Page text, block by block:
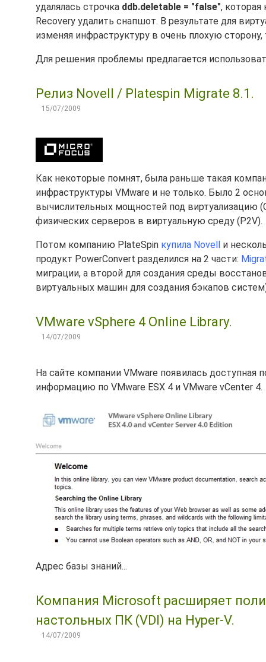
удалялась строчка ddb.deletable = "false", которая
Recovery удалить снапшот. В результате для
изменяя инфраструктуру в очень плохую
Для решения проблемы предлагается
Релиз Novell / Platespin Migrate 8.1.
15/07/2009
Как некоторые помнят, была раньше такая
инфраструктуры VMware и не только. Было 2
вычислительных мощностей под виртуализацию
физических серверов в виртуальную среду (P2V).
Потом компанию PlateSpin купила Novell и
продукт PowerConvert разделился на 2 части:
миграции, а второй для создания среды
виртуальных машин для создания бэкапов
VMware vSphere 4 Online Library.
14/07/2009
На сайте компании VMware появилась доступная
информацию по VMware ESX 4 и VMware vCenter 4.
Адрес базы знаний...
Компания Microsoft расширяет
настольных ПК (VDI) на Hyper-V.
14/07/2009